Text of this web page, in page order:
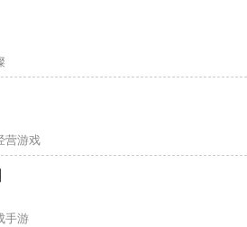
们还将开拓更多有趣职业等你来加入!
门派对*
乐地生活。手游版本中，将新增全新
可以在庄园里一起生活、一起派对，共
，让自己的小镇逐渐繁荣起来!
游
营游戏
手游